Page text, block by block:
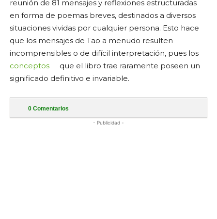
reunión de 81 mensajes y reflexiones estructuradas
en forma de poemas breves, destinados a diversos
situaciones vividas por cualquier persona. Esto hace
que los mensajes de Tao a menudo resulten
incomprensibles o de difícil interpretación, pues los
conceptos
que el libro trae raramente poseen un
significado definitivo e invariable.
0 Comentarios
- Publicidad -